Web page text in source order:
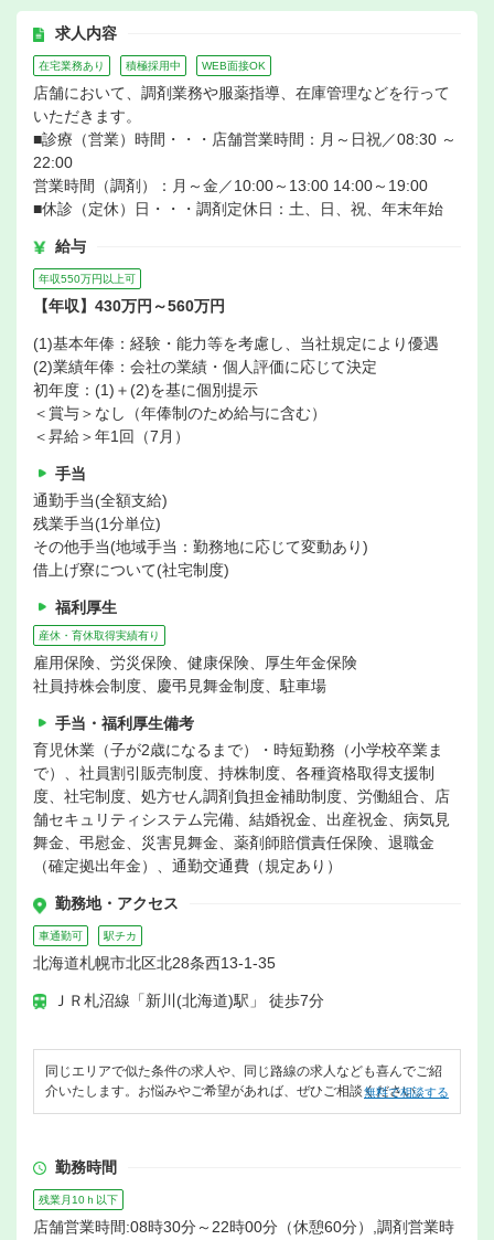
求人内容
在宅業務あり 積極採用中 WEB面接OK
店舗において、調剤業務や服薬指導、在庫管理などを行って
いただきます。
■診療（営業）時間・・・店舗営業時間：月～日祝／08:30 ～
22:00
営業時間（調剤）：月～金／10:00～13:00 14:00～19:00
■休診（定休）日・・・調剤定休日：土、日、祝、年末年始
給与
年収550万円以上可
【年収】430万円～560万円
(1)基本年俸：経験・能力等を考慮し、当社規定により優遇
(2)業績年俸：会社の業績・個人評価に応じて決定
初年度：(1)＋(2)を基に個別提示
＜賞与＞なし（年俸制のため給与に含む）
＜昇給＞年1回（7月）
手当
通勤手当(全額支給)
残業手当(1分単位)
その他手当(地域手当：勤務地に応じて変動あり)
借上げ寮について(社宅制度)
福利厚生
産休・育休取得実績有り
雇用保険、労災保険、健康保険、厚生年金保険
社員持株会制度、慶弔見舞金制度、駐車場
手当・福利厚生備考
育児休業（子が2歳になるまで）・時短勤務（小学校卒業ま
で）、社員割引販売制度、持株制度、各種資格取得支援制
度、社宅制度、処方せん調剤負担金補助制度、労働組合、店
舗セキュリティシステム完備、結婚祝金、出産祝金、病気見
舞金、弔慰金、災害見舞金、薬剤師賠償責任保険、退職金
（確定拠出年金）、通勤交通費（規定あり）
勤務地・アクセス
車通勤可 駅チカ
北海道札幌市北区北28条西13-1-35
ＪＲ札沼線「新川(北海道)駅」 徒歩7分
同じエリアで似た条件の求人や、同じ路線の求人なども喜んでご紹
介いたします。お悩みやご希望があれば、ぜひご相談ください。
無料で相談する
勤務時間
残業月10ｈ以下
店舗営業時間:08時30分～22時00分（休憩60分）,調剤営業時